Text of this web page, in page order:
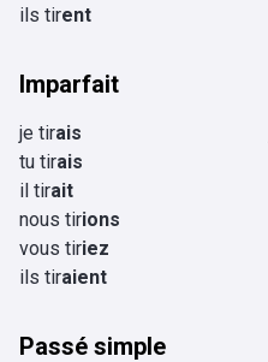
ils tirent
Imparfait
je tirais
tu tirais
il tirait
nous tirions
vous tiriez
ils tiraient
Passé simple